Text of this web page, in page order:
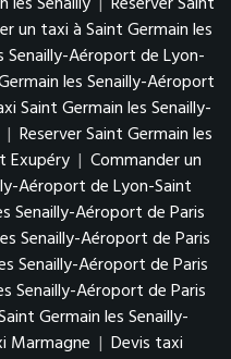
un taxi à Saint Germain les
Senailly-Aéroport de Lyon-
les Senailly-Aéroport
Saint Germain les Senailly-
| Reserver Saint Germain les
Exupéry | Commander un
Aéroport de Lyon-Saint
Senailly-Aéroport de Paris
Senailly-Aéroport de Paris
Senailly-Aéroport de Paris
Senailly-Aéroport de Paris
Germain les Senailly-
Marmagne | Devis taxi